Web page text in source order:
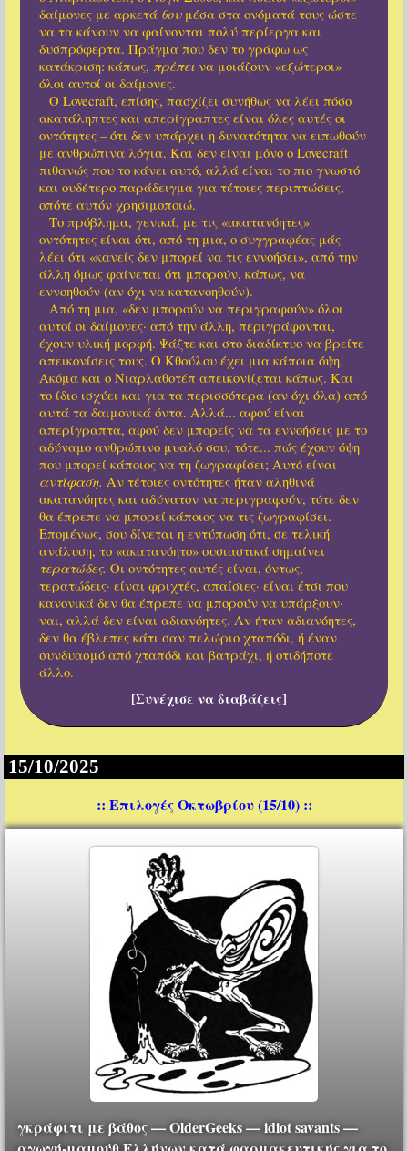
δαίμονες με αρκετά θουμέσα στα ονόματά τους ώστε
να τα κάνουν να φαίνονται πολύ περίεργα και
δυσπρόφερτα. Πράγμα που δεν το γράφω ως
κατάκριση: κάπως, πρέπει να μοιάζουν «εξώτεροι»
όλοι αυτοί οι δαίμονες.
Ο Lovecraft, επίσης, πασχίζει συνήθως να λέει πόσο
ακατάληπτες και απερίγραπτες είναι όλες αυτές οι
οντότητες – ότι δεν υπάρχει η δυνατότητα να ειπωθούν
με ανθρώπινα λόγια. Και δεν είναι μόνο ο Lovecraft
πιθανώς που το κάνει αυτό, αλλά είναι το πιο γνωστό
και ουδέτερο παράδειγμα για τέτοιες περιπτώσεις,
οπότε αυτόν χρησιμοποιώ.
Το πρόβλημα, γενικά, με τις «ακατανόητες»
οντότητες είναι ότι, από τη μια, ο συγγραφέας μάς
λέει ότι «κανείς δεν μπορεί να τις εννοήσει», από την
άλλη όμως φαίνεται ότι μπορούν, κάπως, να
εννοηθούν (αν όχι να κατανοηθούν).
Από τη μια, «δεν μπορούν να περιγραφούν» όλοι
αυτοί οι δαίμονες· από την άλλη, περιγράφονται,
έχουν υλική μορφή. Ψάξτε και στο διαδίκτυο να βρείτε
απεικονίσεις τους. Ο Κθούλου έχει μια κάποια όψη.
Ακόμα και ο Νιαρλαθοτέπ απεικονίζεται κάπως. Και
το ίδιο ισχύει και για τα περισσότερα (αν όχι όλα) από
αυτά τα δαιμονικά όντα. Αλλά... αφού είναι
απερίγραπτα, αφού δεν μπορείς να τα εννοήσεις με το
αδύναμο ανθρώπινο μυαλό σου, τότε... πώς έχουν όψη
που μπορεί κάποιος να τη ζωγραφίσει; Αυτό είναι
αντίφαση. Αν τέτοιες οντότητες ήταν αληθινά
ακατανόητες και αδύνατον να περιγραφούν, τότε δεν
θα έπρεπε να μπορεί κάποιος να τις ζωγραφίσει.
Επομένως, σου δίνεται η εντύπωση ότι, σε τελική
ανάλυση, το «ακατανόητο» ουσιαστικά σημαίνει
τερατώδες. Οι οντότητες αυτές είναι, όντως,
τερατώδεις· είναι φριχτές, απαίσιες· είναι έτσι που
κανονικά δεν θα έπρεπε να μπορούν να υπάρξουν·
ναι, αλλά δεν είναι αδιανόητες. Αν ήταν αδιανόητες,
δεν θα έβλεπες κάτι σαν πελώριο χταπόδι, ή έναν
συνδυασμό από χταπόδι και βατράχι, ή οτιδήποτε
άλλο.
[Συνέχισε να διαβάζεις]
15/10/2025
:: Επιλογές Οκτωβρίου (15/10) ::
γκράφιτι με βάθος — OlderGeeks — idiot savants —